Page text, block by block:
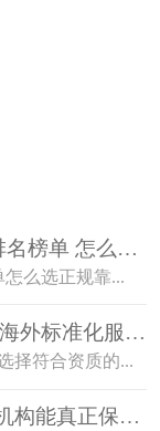
榜单 怎么选
么选正规靠...
外标准化服务
择符合资质的...
构能真正保障